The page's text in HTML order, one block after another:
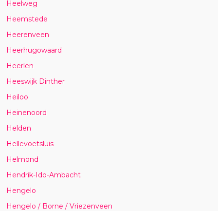
Heelweg
Heemstede
Heerenveen
Heerhugowaard
Heerlen
Heeswijk Dinther
Heiloo
Heinenoord
Helden
Hellevoetsluis
Helmond
Hendrik-Ido-Ambacht
Hengelo
Hengelo / Borne / Vriezenveen